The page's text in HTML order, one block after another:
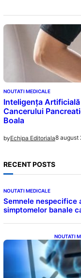
NOUTATI MEDICALE
Inteligența
Cancerului
Boala
byEchipa Editoriala8 august
RECENT POSTS
NOUTATI MEDICALE
Semnele nespecifice
simptomelor banale
NOUTATI
ridicat